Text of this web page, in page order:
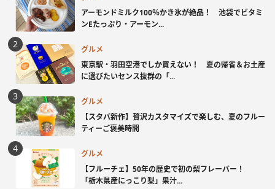
アーモンドミルク100％かき氷が絶品！ 池袋でビタミ
ンEたっぷり・アーモン...
グルメ
東京駅・羽田空港でしか買えない！ 夏の帰省＆お土産
に選びたいセンス抜群の「...
グルメ
【スタバ新作】贅沢カスタマイズで楽しむ、夏のフルー
ティーご褒美時間
グルメ
【フルーチェ】50年の歴史で初の梨フレーバー！
「栃木県産にっこり梨」果汁...